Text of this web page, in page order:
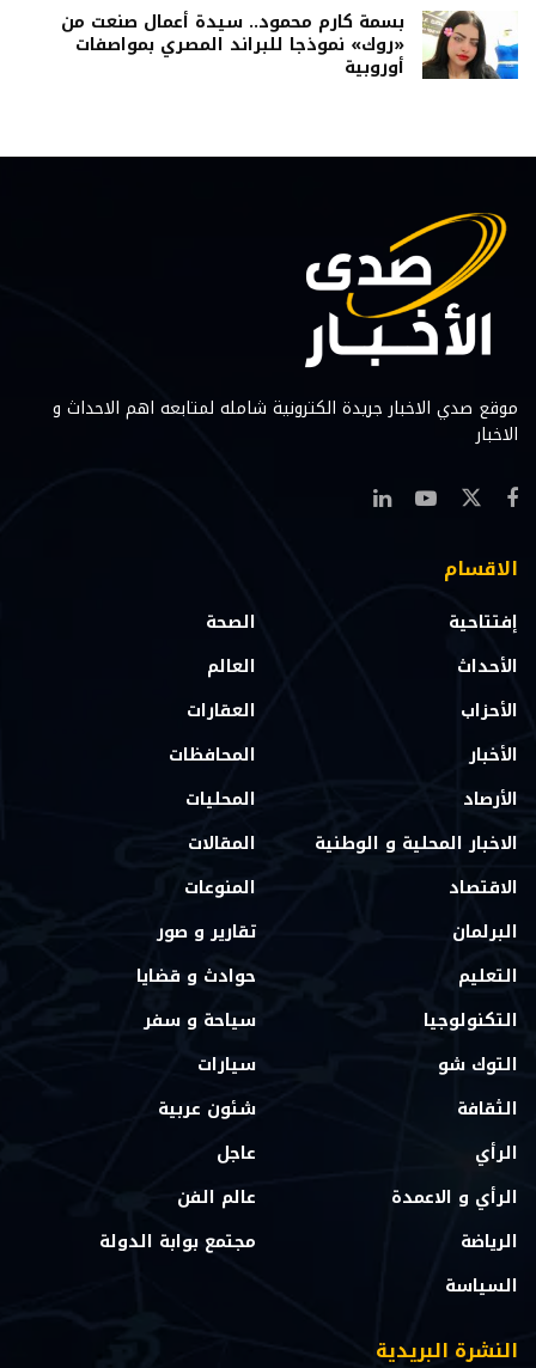
بسمة كارم محمود.. سيدة أعمال صنعت من
«روك» نموذجا للبراند المصري بمواصفات
أوروبية
موقع صدي الاخبار جريدة الكترونية شامله لمتابعه اهم الاحداث و
الاخبار
الاقسام
إفتتاحية
الأحداث
الأحزاب
الأخبار
الأرصاد
الاخبار المحلية و الوطنية
الاقتصاد
البرلمان
التعليم
التكنولوجيا
التوك شو
الثقافة
الرأي
الرأي و الاعمدة
الرياضة
السياسة
الصحة
العالم
العقارات
المحافظات
المحليات
المقالات
المنوعات
تقارير و صور
حوادث و قضايا
سياحة و سفر
سيارات
شئون عربية
عاجل
عالم الفن
مجتمع بوابة الدولة
النشرة البريدية